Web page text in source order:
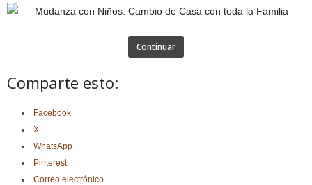
Continuar
Comparte esto:
Facebook
X
WhatsApp
Pinterest
Correo electrónico